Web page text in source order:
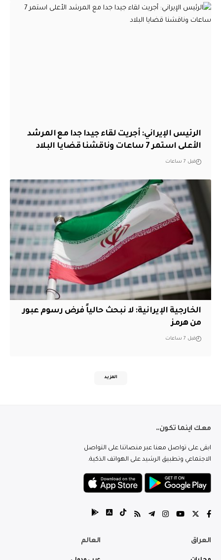
الرئيس الإيراني: أجريت لقاء جيدا جدا مع المرشد
الأعلى استمر 7 ساعات وناقشنا قضايا البلاد
قبل 7 ساعات
الخارجية الإيرانية: لا نبحث حالياً فرض رسوم عبور
من هرمز
قبل 7 ساعات
المزيد
معك اينما تكون..
ابقى على تواصل معنا عبر منصاتنا على التواصل
الاجتماعي وتطبيق الرشيد على الهواتف الذكية.
العراق العالم